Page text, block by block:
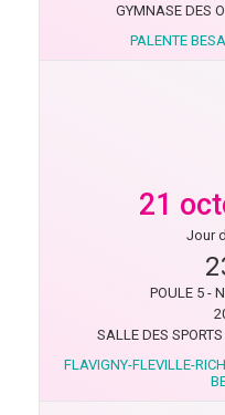
GYMNASE DES
PALENTE
21
Jour
POULE 5 -
SALLE DES
FLAVIGNY-FLEVILLE-